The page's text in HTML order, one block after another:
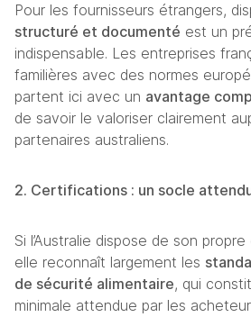
Pour les fournisseurs étrangers,
structuré et documenté est un
indispensable. Les entreprises
familières avec des normes
partent ici avec un avantage
de savoir le valoriser clairement
partenaires australiens.
2. Certifications : un socle
Si l’Australie dispose de son
elle reconnaît largement les
de sécurité alimentaire, qui
minimale attendue par les